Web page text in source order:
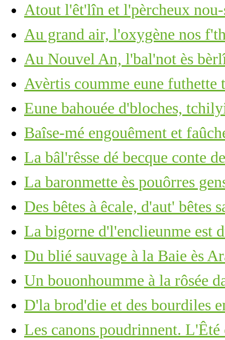
Atout l'êt'lîn et l'pèrcheux
Au grand air, l'oxygène nos
Au Nouvel An, l'bal'not ès
Avèrtis coumme eune futhette
Eune bahouée d'bloches,
Baîse-mé engouêment et
La bâl'rêsse dé becque conte
La baronmette ès pouôrres
Des bêtes à êcale, d'aut' bêtes
La bigorne d'l'enclieunme est
Du blié sauvage à la Baie ès
Un bouonhoumme à la rôsée
D'la brod'die et des bourdiles
Les canons poudrinnent.